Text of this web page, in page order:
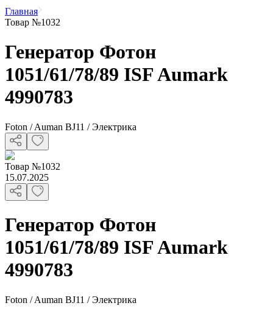
Главная
Товар №1032
Генератор Фотон
1051/61/78/89 ISF Aumark
4990783
Foton / Auman BJ11 / Электрика
Товар №1032
15.07.2025
Генератор Фотон
1051/61/78/89 ISF Aumark
4990783
Foton / Auman BJ11 / Электрика